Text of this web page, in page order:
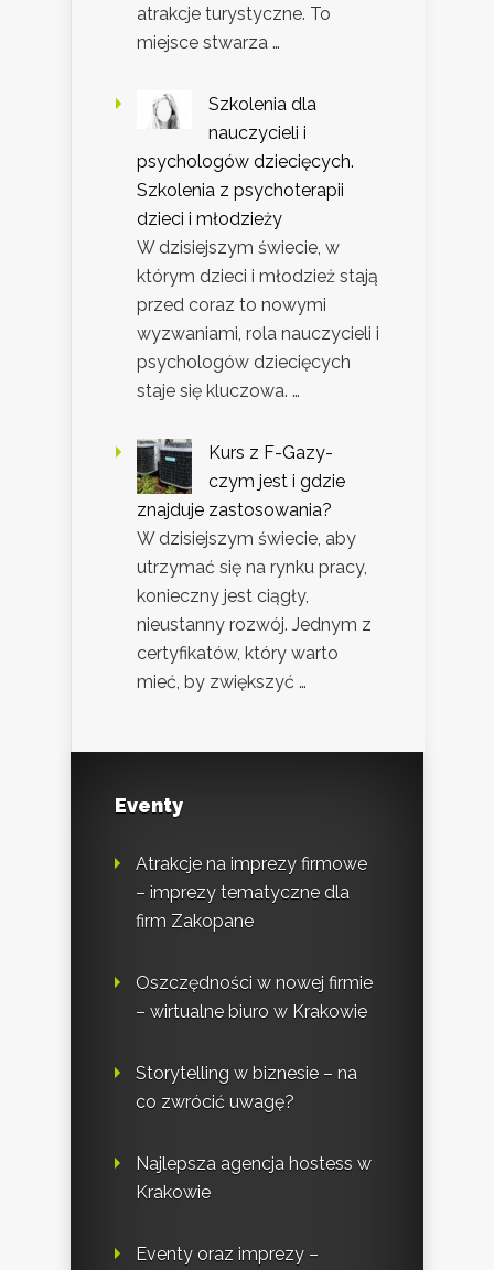
atrakcje turystyczne. To
miejsce stwarza …
Szkolenia dla
nauczycieli i
psychologów dziecięcych.
Szkolenia z psychoterapii
dzieci i młodzieży
W dzisiejszym świecie, w
którym dzieci i młodzież stają
przed coraz to nowymi
wyzwaniami, rola nauczycieli i
psychologów dziecięcych
staje się kluczowa. …
Kurs z F-Gazy-
czym jest i gdzie
znajduje zastosowania?
W dzisiejszym świecie, aby
utrzymać się na rynku pracy,
konieczny jest ciągły,
nieustanny rozwój. Jednym z
certyfikatów, który warto
mieć, by zwiększyć …
Eventy
Atrakcje na imprezy firmowe
– imprezy tematyczne dla
firm Zakopane
Oszczędności w nowej firmie
– wirtualne biuro w Krakowie
Storytelling w biznesie – na
co zwrócić uwagę?
Najlepsza agencja hostess w
Krakowie
Eventy oraz imprezy –